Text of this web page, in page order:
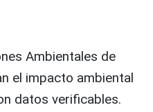
Ambientales de
el impacto ambiental
datos verificables.